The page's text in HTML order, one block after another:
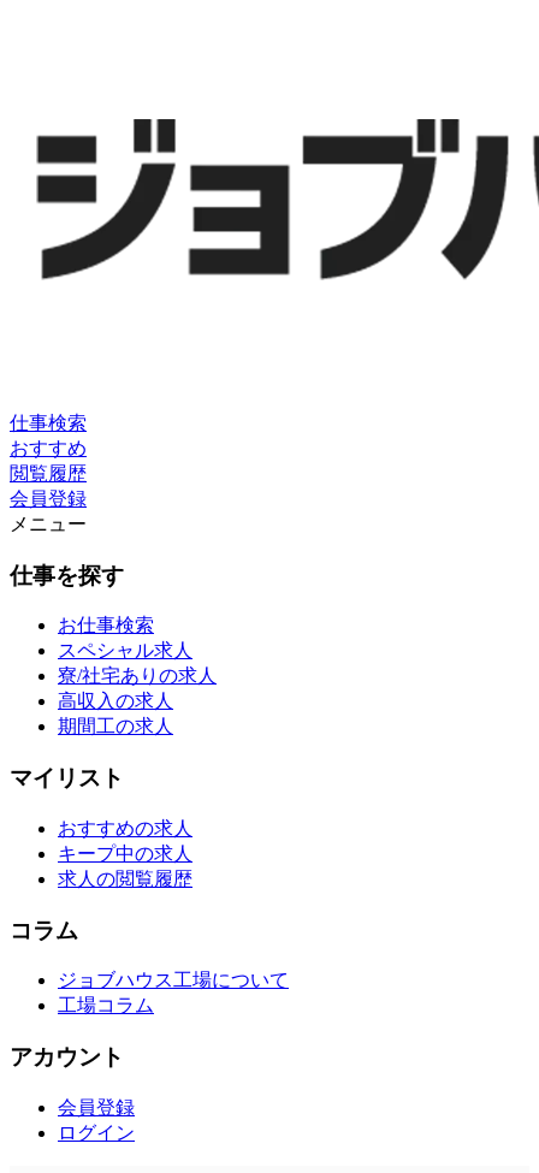
仕事検索
おすすめ
閲覧履歴
会員登録
メニュー
仕事を探す
お仕事検索
スペシャル求人
寮/社宅ありの求人
高収入の求人
期間工の求人
マイリスト
おすすめの求人
キープ中の求人
求人の閲覧履歴
コラム
ジョブハウス工場について
工場コラム
アカウント
会員登録
ログイン